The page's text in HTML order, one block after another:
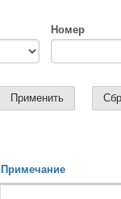
Номер
Примечание